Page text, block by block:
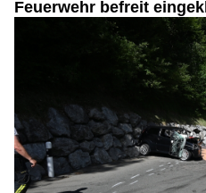
Feuerwehr befreit